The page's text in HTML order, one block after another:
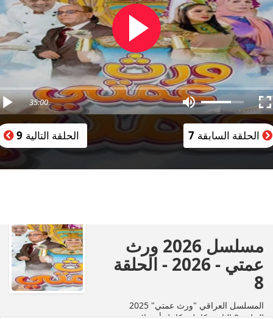
35:00
الحلقة السابقة 7 الحلقة التالية 9
مسلسل 2026 ورث
عمتي - 2026 - الحلقة
8
المسلسل العراقي "ورث عمتي" 2025